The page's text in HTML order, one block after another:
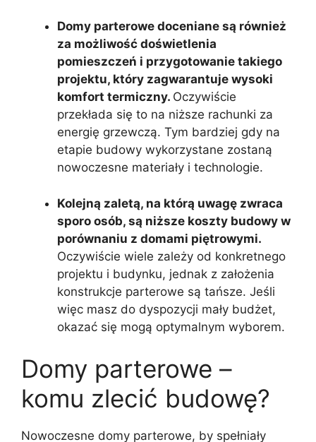
Domy parterowe doceniane są również
za możliwość doświetlenia
pomieszczeń i przygotowanie takiego
projektu, który zagwarantuje wysoki
komfort termiczny. Oczywiście
przekłada się to na niższe rachunki za
energię grzewczą. Tym bardziej gdy na
etapie budowy wykorzystane zostaną
nowoczesne materiały i technologie.
Kolejną zaletą, na którą uwagę zwraca
sporo osób, są niższe koszty budowy w
porównaniu z domami piętrowymi.
Oczywiście wiele zależy od konkretnego
projektu i budynku, jednak z założenia
konstrukcje parterowe są tańsze. Jeśli
więc masz do dyspozycji mały budżet,
okazać się mogą optymalnym wyborem.
Domy parterowe –
komu zlecić budowę?
Nowoczesne domy parterowe, by spełniały